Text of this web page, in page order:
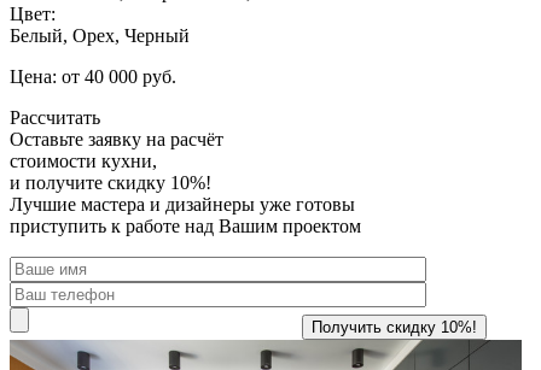
Цвет:
Белый, Орех, Черный
Цена: от 40 000 руб.
Рассчитать
Оставьте заявку на расчёт
стоимости кухни,
и получите скидку 10%!
Лучшие мастера и дизайнеры уже готовы
приступить к работе над Вашим проектом